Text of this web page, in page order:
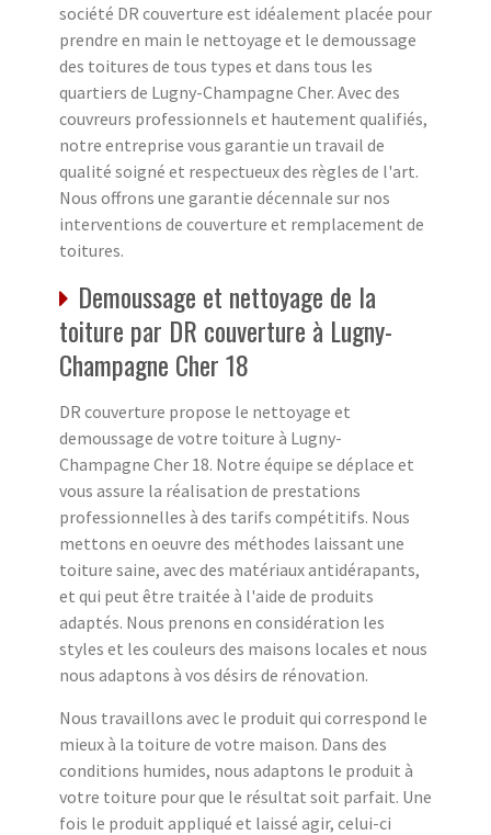
société DR couverture est idéalement placée pour
prendre en main le nettoyage et le demoussage
des toitures de tous types et dans tous les
quartiers de Lugny-Champagne Cher. Avec des
couvreurs professionnels et hautement qualifiés,
notre entreprise vous garantie un travail de
qualité soigné et respectueux des règles de l'art.
Nous offrons une garantie décennale sur nos
interventions de couverture et remplacement de
toitures.
Demoussage et nettoyage de la
toiture par DR couverture à Lugny-
Champagne Cher 18
DR couverture propose le nettoyage et
demoussage de votre toiture à Lugny-
Champagne Cher 18. Notre équipe se déplace et
vous assure la réalisation de prestations
professionnelles à des tarifs compétitifs. Nous
mettons en oeuvre des méthodes laissant une
toiture saine, avec des matériaux antidérapants,
et qui peut être traitée à l'aide de produits
adaptés. Nous prenons en considération les
styles et les couleurs des maisons locales et nous
nous adaptons à vos désirs de rénovation.
Nous travaillons avec le produit qui correspond le
mieux à la toiture de votre maison. Dans des
conditions humides, nous adaptons le produit à
votre toiture pour que le résultat soit parfait. Une
fois le produit appliqué et laissé agir, celui-ci